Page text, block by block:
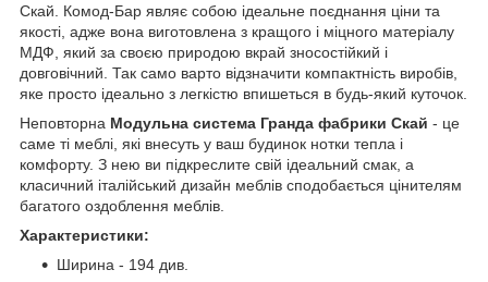
Скай. Комод-Бар являє собою ідеальне поєднання ціни та
якості, адже вона виготовлена з кращого і міцного матеріалу
МДФ, який за своєю природою вкрай зносостійкий і
довговічний. Так само варто відзначити компактність виробів,
яке просто ідеально з легкістю впишеться в будь-який куточок.
Неповторна Модульна система Гранда фабрики Скай - це
саме ті меблі, які внесуть у ваш будинок нотки тепла і
комфорту. З нею ви підкреслите свій ідеальний смак, а
класичний італійський дизайн меблів сподобається цінителям
багатого оздоблення меблів.
Характеристики:
Ширина - 194 див.